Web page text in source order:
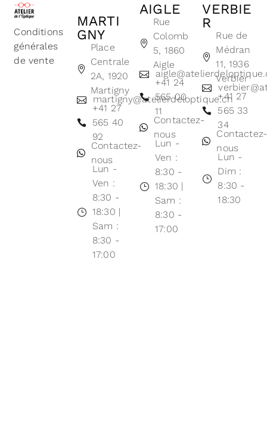
Conditions
générales
de vente
MARTI
GNY
Place
Centrale
2A, 1920
Martigny
martigny@atelierdeloptique.ch
+41 27
565 40
92
Contactez-
nous
Lun -
Ven :
8:30 -
18:30 |
Sam :
8:30 -
17:00
AIGLE
Rue
Colomb
5, 1860
Aigle
+41 24
565 00
11
Contactez-
nous
Lun -
Ven :
8:30 -
18:30 |
Sam :
8:30 -
17:00
VERBIE
R
Rue de
Médran
11, 1936
Verbier
+41 27
565 33
34
Contactez-
nous
Lun -
Dim :
8:30 -
18:30